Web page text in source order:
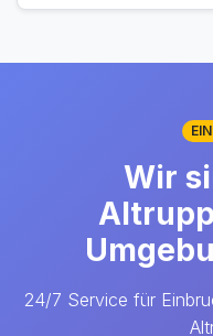
Wir
24/7 Service für